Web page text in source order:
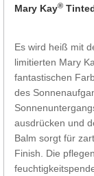
Mary Kay®
Es wird heiß mit
limitierten Mary
fantastischen
des
ausdrücken und
Balm sorgt für
Finish. Die